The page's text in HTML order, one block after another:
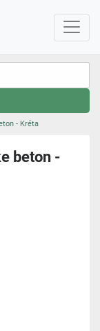
- Kréta
beton -